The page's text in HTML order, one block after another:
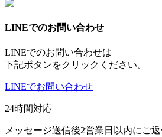
LINEでのお問い合わせ
LINEでのお問い合わせは
下記ボタンをクリックください。
LINEでお問い合わせ
24時間対応
メッセージ送信後2営業日以内にご